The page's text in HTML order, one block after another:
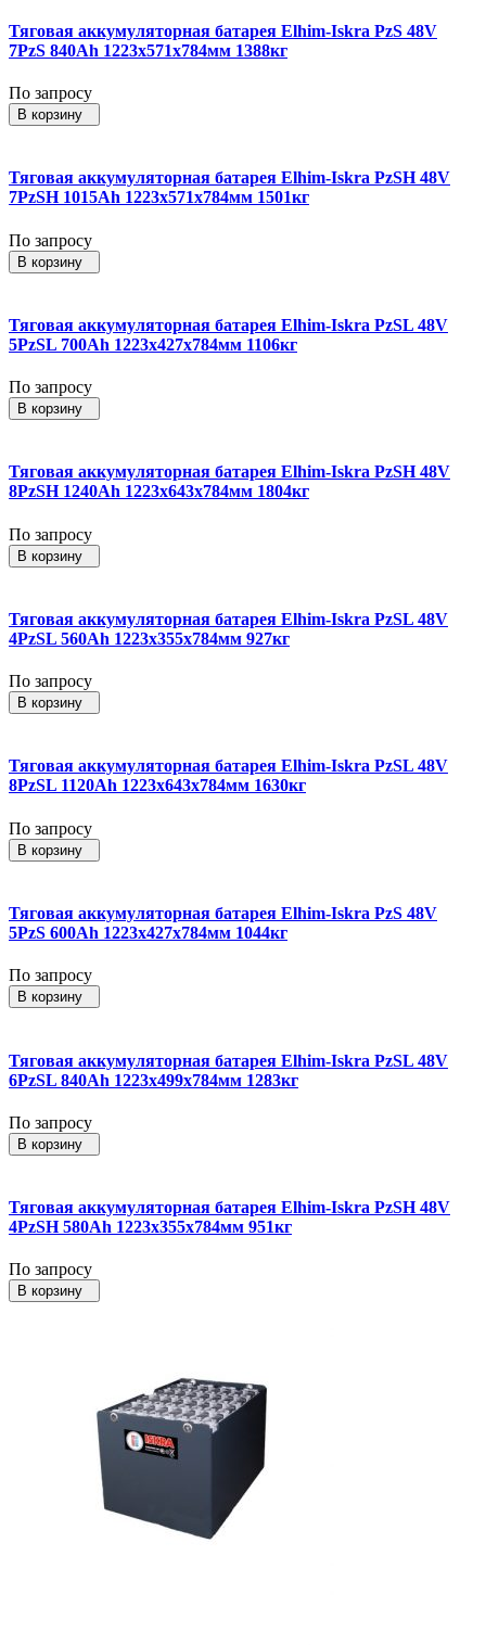
Тяговая аккумуляторная батарея Elhim-Iskra PzS 48V
7PzS 840Ah 1223x571x784мм 1388кг
По запросу
В корзину
Тяговая аккумуляторная батарея Elhim-Iskra PzSH 48V
7PzSH 1015Ah 1223x571x784мм 1501кг
По запросу
В корзину
Тяговая аккумуляторная батарея Elhim-Iskra PzSL 48V
5PzSL 700Ah 1223x427x784мм 1106кг
По запросу
В корзину
Тяговая аккумуляторная батарея Elhim-Iskra PzSH 48V
8PzSH 1240Ah 1223x643x784мм 1804кг
По запросу
В корзину
Тяговая аккумуляторная батарея Elhim-Iskra PzSL 48V
4PzSL 560Ah 1223x355x784мм 927кг
По запросу
В корзину
Тяговая аккумуляторная батарея Elhim-Iskra PzSL 48V
8PzSL 1120Ah 1223x643x784мм 1630кг
По запросу
В корзину
Тяговая аккумуляторная батарея Elhim-Iskra PzS 48V
5PzS 600Ah 1223x427x784мм 1044кг
По запросу
В корзину
Тяговая аккумуляторная батарея Elhim-Iskra PzSL 48V
6PzSL 840Ah 1223x499x784мм 1283кг
По запросу
В корзину
Тяговая аккумуляторная батарея Elhim-Iskra PzSH 48V
4PzSH 580Ah 1223x355x784мм 951кг
По запросу
В корзину